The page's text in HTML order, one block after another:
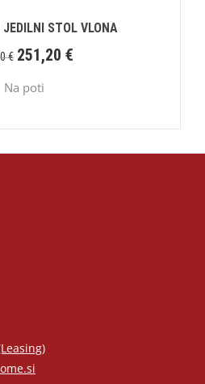
STOL VLONA
€ 251,20 €
Na poti